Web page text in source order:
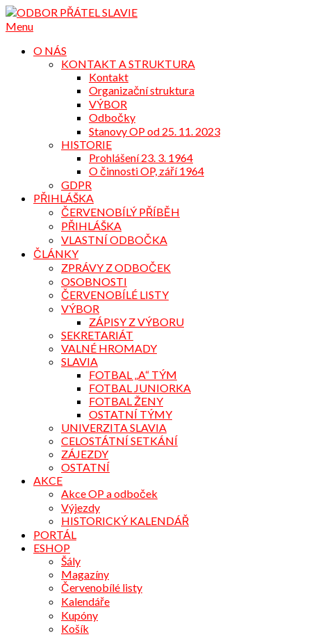
Přejdi
na
Menu
O NÁS
KONTAKT A STRUKTURA
Kontakt
Organizační struktura
VÝBOR
Odbočky
Stanovy OP od 25. 11. 2023
HISTORIE
Prohlášení 23. 3. 1964
O činnosti OP, září 1964
GDPR
PŘIHLÁŠKA
ČERVENOBÍLÝ PŘÍBĚH
PŘIHLÁŠKA
VLASTNÍ ODBOČKA
ČLÁNKY
ZPRÁVY Z ODBOČEK
OSOBNOSTI
ČERVENOBÍLÉ LISTY
VÝBOR
ZÁPISY Z VÝBORU
SEKRETARIÁT
VALNÉ HROMADY
SLAVIA
FOTBAL „A“ TÝM
FOTBAL JUNIORKA
FOTBAL ŽENY
OSTATNÍ TÝMY
UNIVERZITA SLAVIA
CELOSTÁTNÍ SETKÁNÍ
ZÁJEZDY
OSTATNÍ
AKCE
Akce OP a odboček
Výjezdy
HISTORICKÝ KALENDÁŘ
PORTÁL
ESHOP
Šály
Magazíny
Červenobílé listy
Kalendáře
Kupóny
Košík